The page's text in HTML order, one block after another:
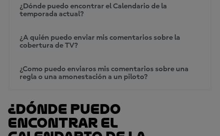
¿Dónde puedo encontrar el Calendario de la
temporada actual?
¿A quién puedo enviar mis comentarios sobre la
cobertura de TV?
¿Como puedo enviaros mis comentarios sobre una
regla o una amonestación a un piloto?
¿Dónde puedo
encontrar el